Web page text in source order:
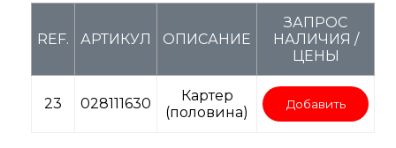
REF. АРТИКУЛ ОПИСАНИЕ
ЗАПРОС
НАЛИЧИЯ /
ЦЕНЫ
23 028111630
Картер
(половина)
Добавить